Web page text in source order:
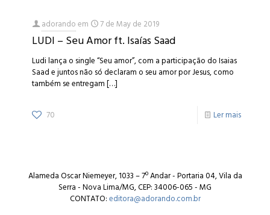
adorandoem 7 de May de 2019
LUDI – Seu Amor ft. Isaías Saad
Ludi lança o single “Seu amor”, com a participação do Isaias
Saad e juntos não só declaram o seu amor por Jesus, como
também se entregam[…]
70 Ler mais
Alameda Oscar Niemeyer, 1033 – 7º Andar - Portaria 04, Vila da
Serra - Nova Lima/MG, CEP: 34006-065 - MG
CONTATO:editora@adorando.com.br